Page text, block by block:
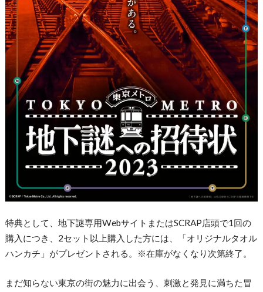
特典として、地下謎専用WebサイトまたはSCRAP店頭で1回の
購入につき、2セット以上購入した方には、「オリジナルタオル
ハンカチ」がプレゼントされる。※在庫がなくなり次第終了。
まだ知らない東京の街の魅力に出会う、刺激と発見に満ちた冒